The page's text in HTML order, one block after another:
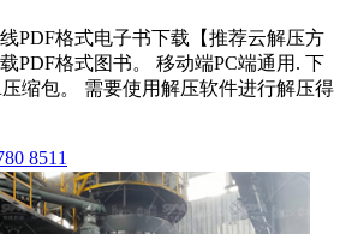
PDF格式电子书下载【推荐云解压方
PDF格式图书。 移动端PC端通用. 下
缩包。 需要使用解压软件进行解压得
8511